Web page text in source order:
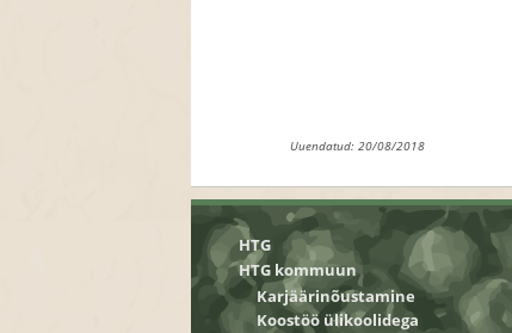
Uuendatud: 20/08/2018
HTG
HTG kommuun
Karjäärinõustamine
Koostöö ülikoolidega